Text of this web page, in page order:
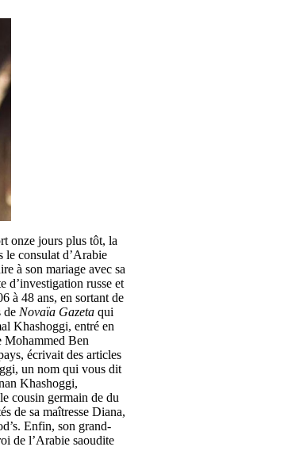
onze jours plus tôt, la
le consulat d’Arabie
à son mariage avec sa
d’investigation russe et
à 48 ans, en sortant de
de Novaïa Gazeta qui
Khashoggi, entré en
Mohammed Ben
écrivait des articles
un nom qui vous dit
Khashoggi,
cousin germain de du
de sa maîtresse Diana,
Enfin, son grand-
de l’Arabie saoudite